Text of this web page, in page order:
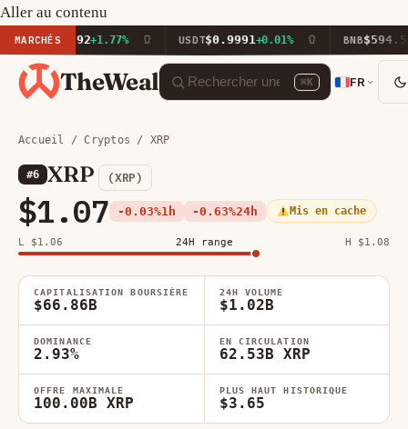
Aller au contenu
MARCHÉS+1.77% USDT $0.9991+0.01% BNB $594.51-
TheWeal ⌘K FR
Accueil /Cryptos / XRP
#6 XRP (XRP)
$1.07 -0.03%1h -0.63%24h Mis en cache
L $1.06 24H range H $1.08
CAPITALISATION BOURSIÈRE
$66.86B
24H VOLUME
$1.02B
DOMINANCE
2.93%
EN CIRCULATION
62.53B XRP
OFFRE MAXIMALE
100.00B XRP
PLUS HAUT HISTORIQUE
$3.65